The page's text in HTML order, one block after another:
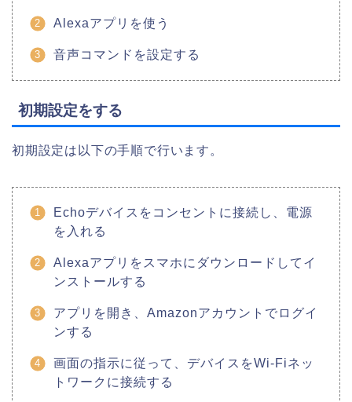
Alexaアプリを使う
音声コマンドを設定する
初期設定をする
初期設定は以下の手順で行います。
Echoデバイスをコンセントに接続し、電源
を入れる
Alexaアプリをスマホにダウンロードしてイ
ンストールする
アプリを開き、Amazonアカウントでログイ
ンする
画面の指示に従って、デバイスをWi-Fiネッ
トワークに接続する